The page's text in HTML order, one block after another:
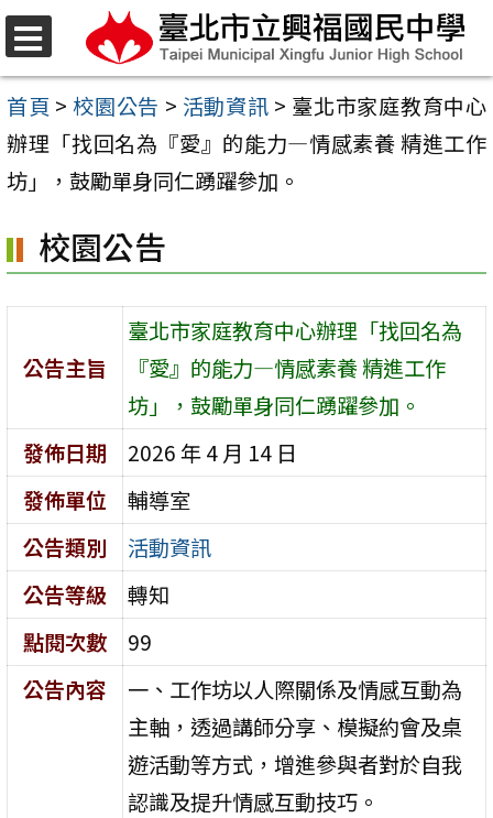
選
單
跳
至
主
要
內
區
首頁 > 校園公告 > 活動資訊 > 臺北市家庭教育中心
辦理「找回名為『愛』的能力—情感素養 精進工作
坊」，鼓勵單身同仁踴躍參加。
校園公告
公告主旨
臺北市家庭教育中心辦理「找回名為
『愛』的能力—情感素養 精進工作
坊」，鼓勵單身同仁踴躍參加。
發佈日期
2026 年 4 月 14 日
發佈單位
輔導室
公告類別
活動資訊
公告等級
轉知
點閱次數
99
公告內容
一、工作坊以人際關係及情感互動為
主軸，透過講師分享、模擬約會及桌
遊活動等方式，增進參與者對於自我
認識及提升情感互動技巧。